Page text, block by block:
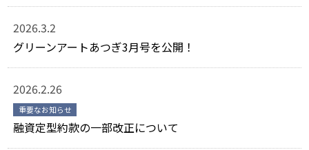
2026.3.2
グリーンアートあつぎ3月号を公開！
2026.2.26
重要なお知らせ
融資定型約款の一部改正について